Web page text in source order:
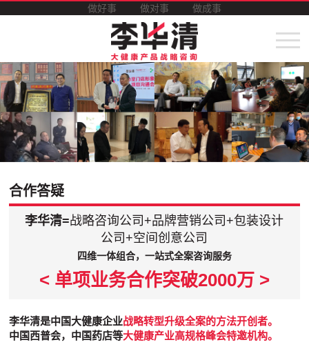
做好事 做对事 做成事
合作答疑
李华清=战略咨询公司+品牌营销公司+包装设计
公司+空间创意公司
四维一体组合，一站式全案咨询服务
< 单项业务合作突破2000万 >
李华清是中国大健康企业战略转型升级全案的方法开创者。
中国西普会，中国药店等大健康产业高规格峰会特邀机构。